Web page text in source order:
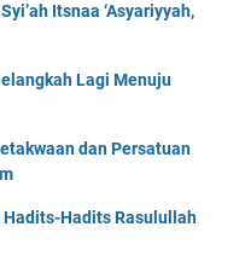
Itsnaa ‘Asyariyyah,
Lagi Menuju
dan Persatuan
Hadits Rasulullah